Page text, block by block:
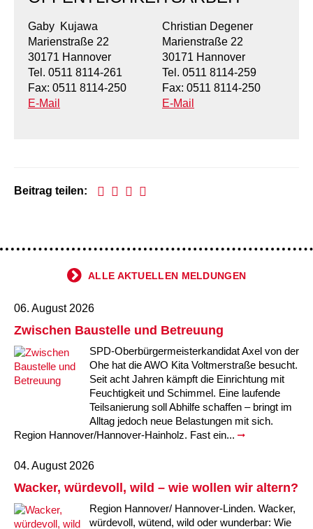
Gaby Kujawa
Marienstraße 22
30171 Hannover
Tel. 0511 8114-261
Fax: 0511 8114-250
E-Mail
Christian Degener
Marienstraße 22
30171 Hannover
Tel. 0511 8114-259
Fax: 0511 8114-250
E-Mail
Beitrag teilen:
ALLE AKTUELLEN MELDUNGEN
06. August 2026
Zwischen Baustelle und Betreuung
SPD-Oberbürgermeisterkandidat Axel von der
Ohe hat die AWO Kita Voltmerstraße besucht.
Seit acht Jahren kämpft die Einrichtung mit
Feuchtigkeit und Schimmel. Eine laufende
Teilsanierung soll Abhilfe schaffen – bringt im
Alltag jedoch neue Belastungen mit sich.
Region Hannover/Hannover-Hainholz. Fast ein...
04. August 2026
Wacker, würdevoll, wild – wie wollen wir altern?
Region Hannover/ Hannover-Linden. Wacker,
würdevoll, wütend, wild oder wunderbar: Wie